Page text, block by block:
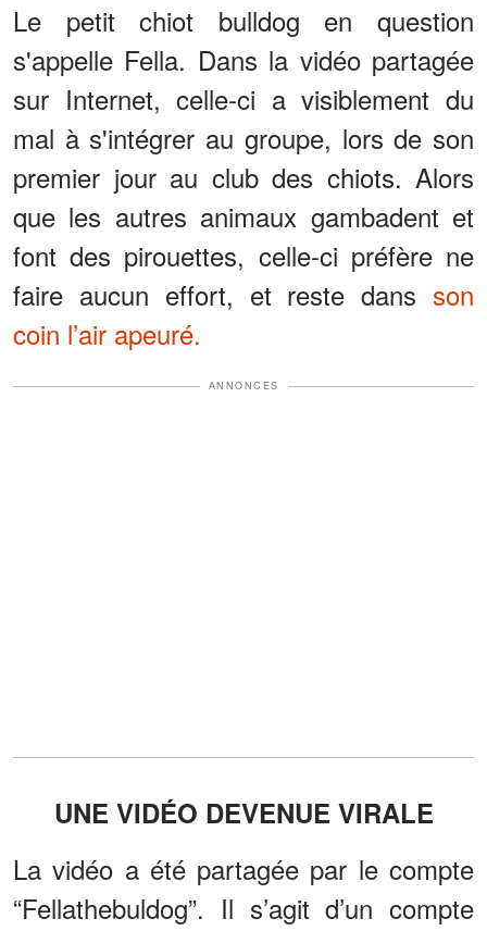
Le petit chiot bulldog en question
s'appelle Fella. Dans la vidéo partagée
sur Internet, celle-ci a visiblement du
mal à s'intégrer au groupe, lors de son
premier jour au club des chiots. Alors
que les autres animaux gambadent et
font des pirouettes, celle-ci préfère ne
faire aucun effort, et reste dans son
coin l’air apeuré.
ANNONCES
UNE VIDÉO DEVENUE VIRALE
La vidéo a été partagée par le compte
“Fellathebuldog”. Il s’agit d’un compte